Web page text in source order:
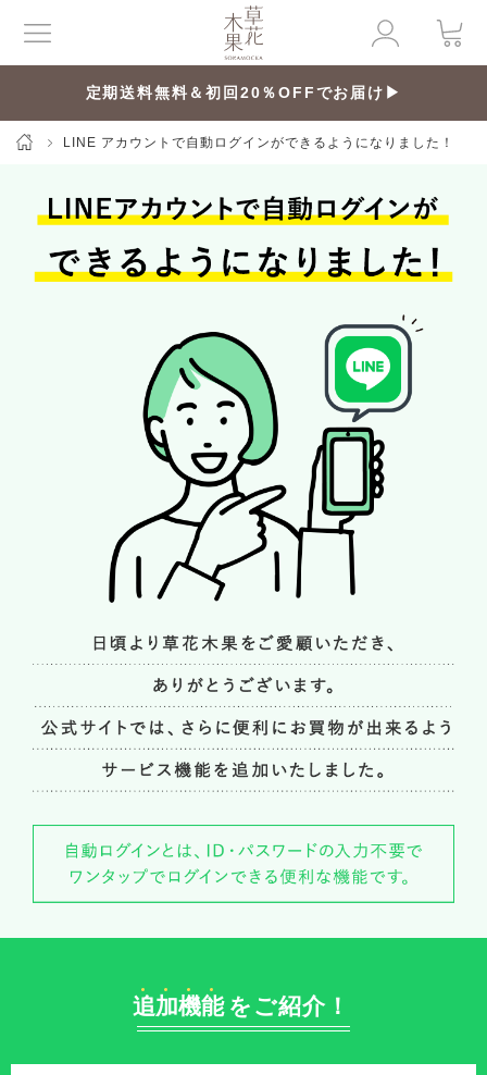
定期送料無料＆初回20％OFFでお届け▶
LINE アカウントで自動ログインができるようになりました！
追加機能 をご紹介！